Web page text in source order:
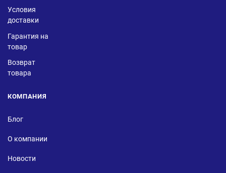
Условия
доставки
Гарантия на
товар
Возврат
товара
КОМПАНИЯ
Блог
О компании
Новости